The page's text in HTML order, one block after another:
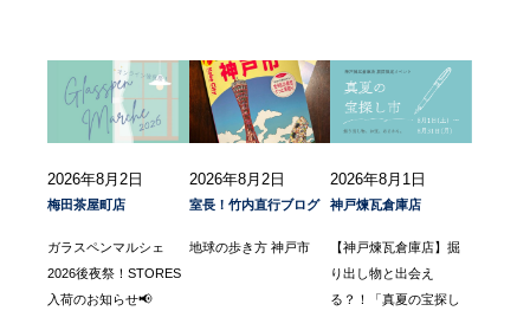
2026年8月2日
梅田茶屋町店
ガラスペンマルシェ
2026後夜祭！STORES
入荷のお知らせ📢
2026年8月2日
室長！竹内直行ブログ
地球の歩き方 神戸市
2026年8月1日
神戸煉瓦倉庫店
【神戸煉瓦倉庫店】掘
り出し物と出会え
る？！「真夏の宝探し